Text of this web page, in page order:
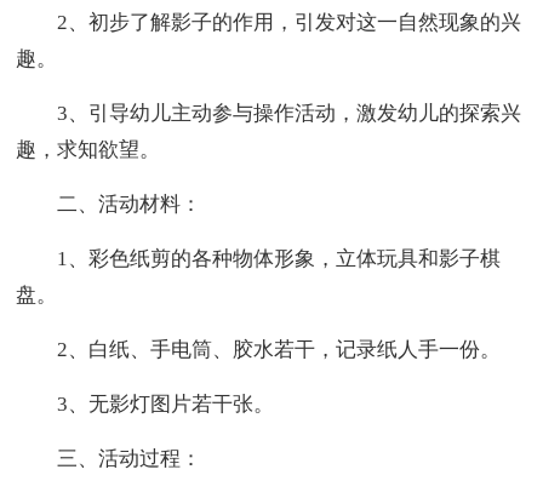
2、初步了解影子的作用，引发对这一自然现象的兴
趣。
3、引导幼儿主动参与操作活动，激发幼儿的探索兴
趣，求知欲望。
二、活动材料：
1、彩色纸剪的各种物体形象，立体玩具和影子棋
盘。
2、白纸、手电筒、胶水若干，记录纸人手一份。
3、无影灯图片若干张。
三、活动过程：